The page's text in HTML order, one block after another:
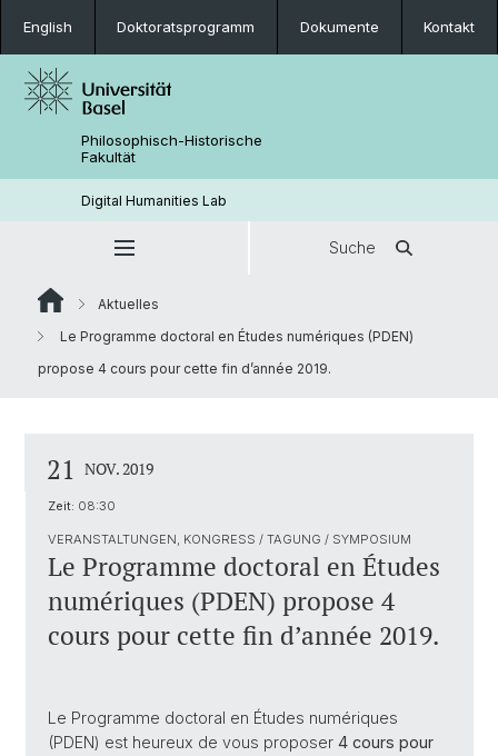
English Doktoratsprogramm Dokumente Kontakt
Philosophisch-Historische
Fakultät
Digital Humanities Lab
Suche
Aktuelles
Le Programme doctoral en Études numériques (PDEN)
propose 4 cours pour cette fin d’année 2019.
21 NOV. 2019
Zeit: 08:30
VERANSTALTUNGEN, KONGRESS / TAGUNG / SYMPOSIUM
Le Programme doctoral en Études
numériques (PDEN) propose 4
cours pour cette fin d’année 2019.
Le Programme doctoral en Études numériques
(PDEN) est heureux de vous proposer 4 cours pour